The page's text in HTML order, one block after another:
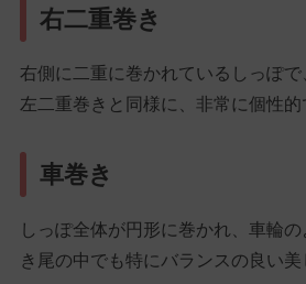
右二重巻き
右側に二重に巻かれているしっぽ
左二重巻きと同様に、非常に個性
車巻き
しっぽ全体が円形に巻かれ、車輪
き尾の中でも特にバランスの良い